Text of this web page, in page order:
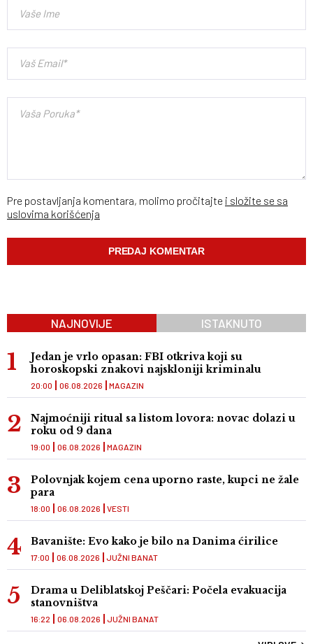
Pre postavljanja komentara, molimo pročitajte i složite se sa
uslovima korišćenja
NAJNOVIJE ISTAKNUTO
Jedan je vrlo opasan: FBI otkriva koji su
horoskopski znakovi najskloniji kriminalu
MAGAZIN
20:00 06.08.2026
Najmoćniji ritual sa listom lovora: novac dolazi u
roku od 9 dana
MAGAZIN
19:00 06.08.2026
Polovnjak kojem cena uporno raste, kupci ne žale
para
VESTI
18:00 06.08.2026
Bavanište: Evo kako je bilo na Danima ćirilice
JUŽNI BANAT
17:00 06.08.2026
Drama u Deliblatskoj Peščari: Počela evakuacija
stanovništva
JUŽNI BANAT
16:22 06.08.2026